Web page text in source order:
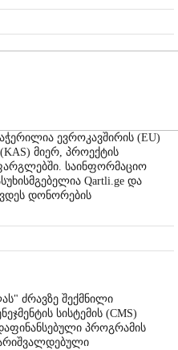
ევროკავშირის (EU)
მიერ, პროექტის
საინფორმაციო
Qartli.ge და
დონორების
ძრავზე შექმნილი
სისტემის (CMS)
პროგრამის